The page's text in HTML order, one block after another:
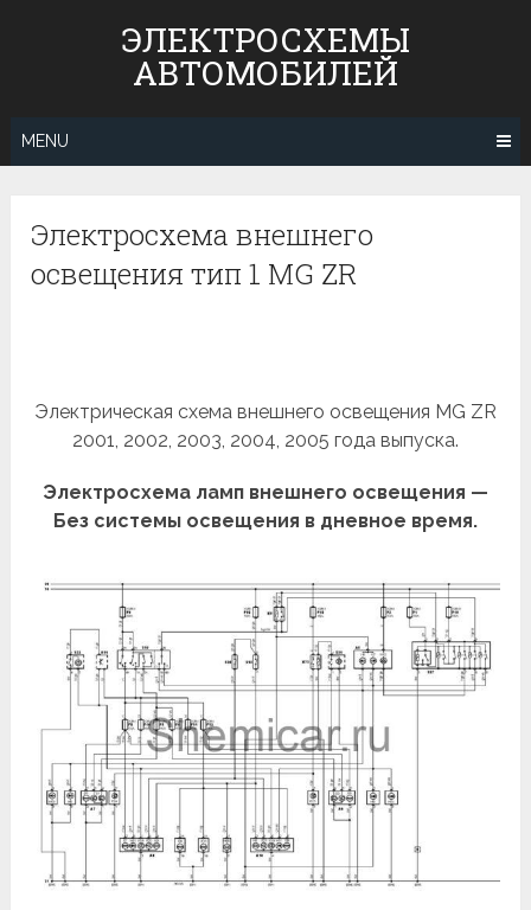
ЭЛЕКТРОСХЕМЫ
АВТОМОБИЛЕЙ
MENU
Электросхема внешнего
освещения тип 1 MG ZR
Электрическая схема внешнего освещения MG ZR
2001, 2002, 2003, 2004, 2005 года выпуска.
Электросхема ламп внешнего освещения —
Без системы освещения в дневное время.